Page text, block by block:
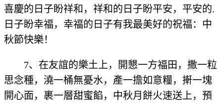
喜慶的日子盼祥和，祥和的日子盼平安，平安的.
日子盼幸福，幸福的日子有我最美好的祝福：中
秋節快樂！
7、在友誼的樂土上，開懇一方福田，撒一粒
思念種，澆一桶無憂水，產一擔如意糧，搟一塊
開心面，裹一層甜蜜餡，中秋月餅火速送上，預